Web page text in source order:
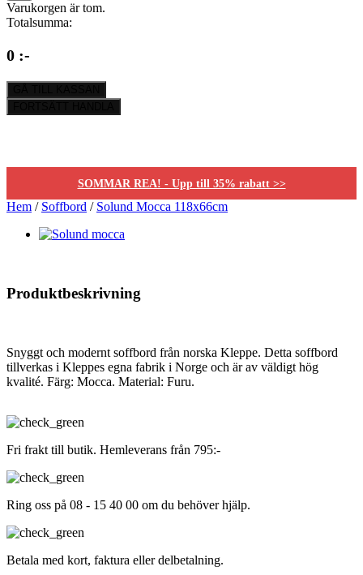
Varukorgen är tom.
Totalsumma:
0 :-
SOMMAR REA! - Upp till 35% rabatt >>
Hem / Soffbord / Solund Mocca 118x66cm
Produktbeskrivning
Snyggt och modernt soffbord från norska Kleppe. Detta soffbord
tillverkas i Kleppes egna fabrik i Norge och är av väldigt hög
kvalité. Färg: Mocca. Material: Furu.
Fri frakt till butik. Hemleverans från 795:-
Ring oss på 08 - 15 40 00 om du behöver hjälp.
Betala med kort, faktura eller delbetalning.